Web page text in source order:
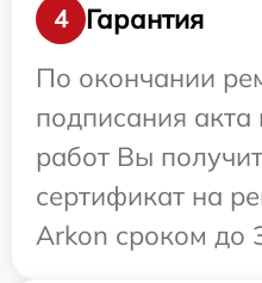
4
Гарантия
По окончании
подписания
работ Вы
сертификат на
Arkon сроком до